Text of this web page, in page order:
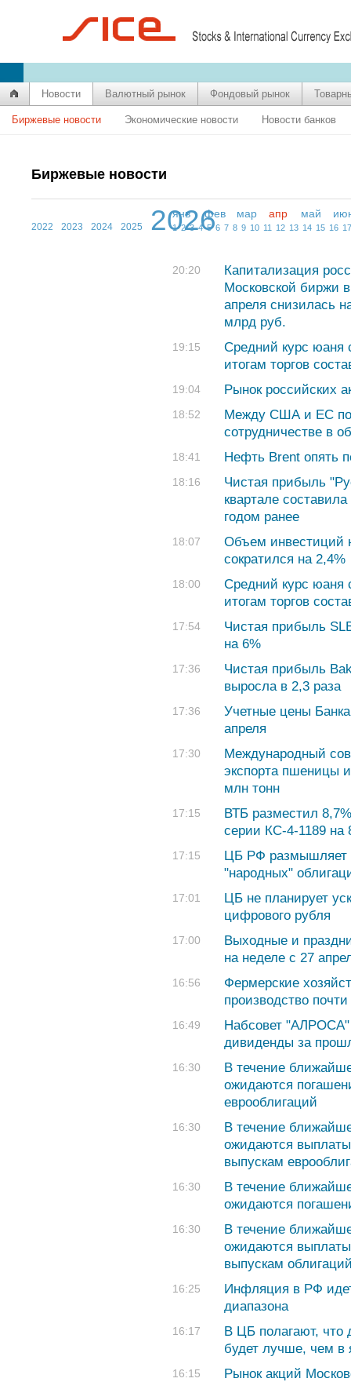
Новости Валютный рынок Фондовый рынок
Биржевые новости Экономические новости Новости банков
Биржевые новости
2022 2023 2024 2025 2026
янв фев мар апр май
1 2 3 4 5 6 7 8 9 10 11 12 13 14 15 16 17
20:20
Капитализация
Московской биржи
апреля снизилась
млрд руб.
19:15
Средний курс юаня
итогам торгов
19:04 Рынок российских
18:52
Между США и ЕС
сотрудничестве в
18:41 Нефть Brent опять
18:16
Чистая прибыль
квартале
годом ранее
18:07
Объем инвестиций
сократился на 2,4%
18:00
Средний курс юаня
итогам торгов
17:54
Чистая прибыль
на 6%
17:36
Чистая прибыль
выросла в 2,3 раза
17:36
Учетные цены
апреля
17:30
Международный
экспорта пшеницы
млн тонн
17:15
ВТБ разместил
серии КС-4-1189 на
17:15
ЦБ РФ размышляет
"народных"
17:01
ЦБ не планирует
цифрового рубля
17:00
Выходные и
на неделе с 27
16:56
Фермерские
производство
16:49
Набсовет "АЛРОСА"
дивиденды за
16:30
В течение
ожидаются
еврооблигаций
16:30
В течение
ожидаются
выпускам
16:30
В течение
ожидаются
16:30
В течение
ожидаются
выпускам
16:25
Инфляция в РФ идет
диапазона
16:17
В ЦБ полагают,
будет лучше, чем в
16:15
Рынок акций